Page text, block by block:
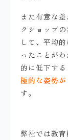
また有意な
クショップ
して、平均
ったことが
的に低下する
極的な姿勢
す。
弊社では教